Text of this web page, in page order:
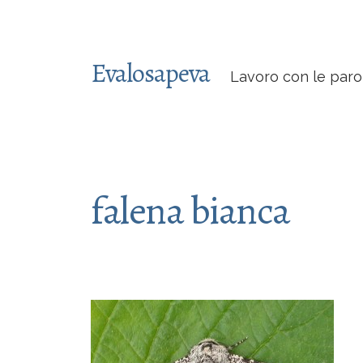
Evalosapeva Lavoro con le
falena bianca